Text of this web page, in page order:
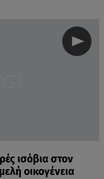
ισόβια στον
οικογένεια